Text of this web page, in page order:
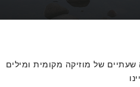
שעתיים של מוזיקה מקומית ומילים